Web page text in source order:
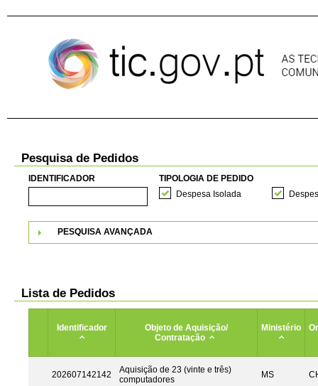
Pesquisa de Pedidos
IDENTIFICADOR
TIPOLOGIA DE PEDIDO
Despesa Isolada
PESQUISA AVANÇADA
Lista de Pedidos
Identificador
Objeto de Aquisição/
Contratação
Ministério
202607142142
Aquisição de 23 (vinte e três)
computadores
MS